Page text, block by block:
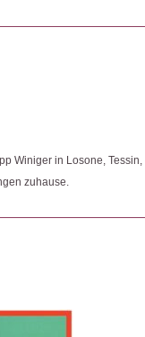
Winiger in Losone,
zuhause.